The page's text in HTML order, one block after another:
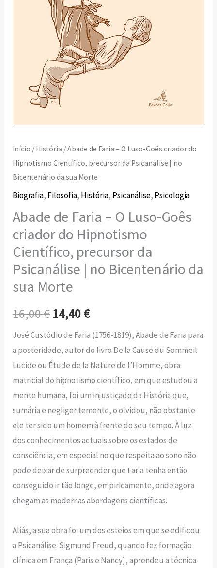
Início / História / Abade de Faria – O Luso-Goês criador do
Hipnotismo Científico, precursor da Psicanálise | no
Bicentenário da sua Morte
Biografia, Filosofia, História, Psicanálise, Psicologia
Abade de Faria – O Luso-Goês
criador do Hipnotismo
Científico, precursor da
Psicanálise | no Bicentenário da
sua Morte
16,00€ 14,40€
José Custódio de Faria (1756-1819), Abade de Faria para
a posteridade, autor do livro De la Cause du Sommeil
Lucide ou Étude de la Nature de l’Homme, obra
matricial do hipnotismo científico, em que estudou a
mente humana, foi um injustiçado da História que,
sumária e negligentemente, o olvidou, não obstante
ele ter sido um homem à frente do seu tempo. À luz
dos conhecimentos actuais sobre os estados de
consciência, em especial no que respeita ao sono não
pode deixar de surpreender que Faria tenha então
conseguido ir tão longe, empiricamente, onde agora
chegam as modernas abordagens científicas.
Aliás, a sua obra foi um dos esteios em que se edificou
a Psicanálise: Sigmund Freud, quando fez formação
clínica em França (Paris e Nancy), aprendeu a técnica
Hipnotismo
Psicanálise
Bicentenário
Morte